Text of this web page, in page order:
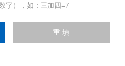
字），如：三加四=7